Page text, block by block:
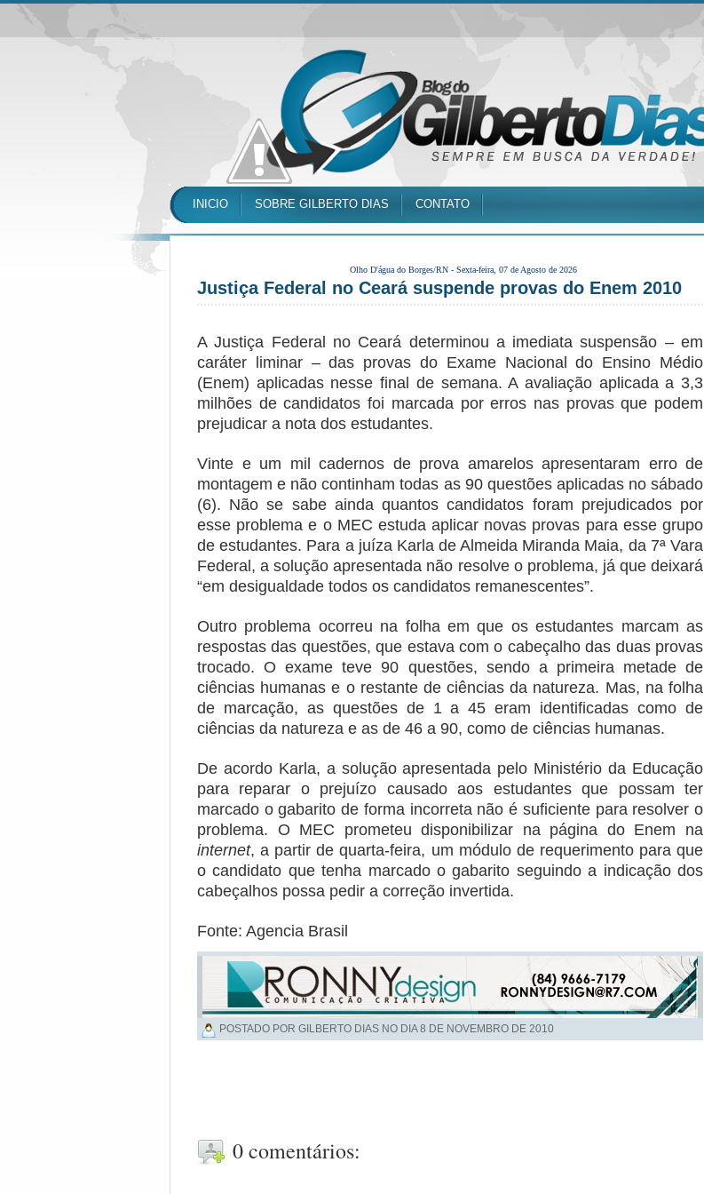
INICIO SOBRE GILBERTO DIAS CONTATO
Olho D'água do Borges/RN - Sexta-feira, 07 de Agosto de 2026
Justiça Federal no Ceará suspende provas do Enem 2010
A Justiça Federal no Ceará determinou a imediata suspensão – em
caráter liminar – das provas do Exame Nacional do Ensino Médio
(Enem) aplicadas nesse final de semana. A avaliação aplicada a 3,3
milhões de candidatos foi marcada por erros nas provas que podem
prejudicar a nota dos estudantes.
Vinte e um mil cadernos de prova amarelos apresentaram erro de
montagem e não continham todas as 90 questões aplicadas no sábado
(6). Não se sabe ainda quantos candidatos foram prejudicados por
esse problema e o MEC estuda aplicar novas provas para esse grupo
de estudantes. Para a juíza Karla de Almeida Miranda Maia, da 7ª Vara
Federal, a solução apresentada não resolve o problema, já que deixará
“em desigualdade todos os candidatos remanescentes”.
Outro problema ocorreu na folha em que os estudantes marcam as
respostas das questões, que estava com o cabeçalho das duas provas
trocado. O exame teve 90 questões, sendo a primeira metade de
ciências humanas e o restante de ciências da natureza. Mas, na folha
de marcação, as questões de 1 a 45 eram identificadas como de
ciências da natureza e as de 46 a 90, como de ciências humanas.
De acordo Karla, a solução apresentada pelo Ministério da Educação
para reparar o prejuízo causado aos estudantes que possam ter
marcado o gabarito de forma incorreta não é suficiente para resolver o
problema. O MEC prometeu disponibilizar na página do Enem na
internet, a partir de quarta-feira, um módulo de requerimento para que
o candidato que tenha marcado o gabarito seguindo a indicação dos
cabeçalhos possa pedir a correção invertida.
Fonte: Agencia Brasil
POSTADO POR GILBERTO DIAS NO DIA8 DE NOVEMBRO DE 2010
0 comentários: